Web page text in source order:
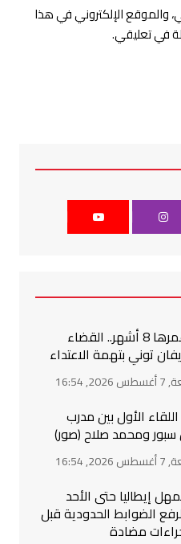
والموقع الإلكتروني في هذا
في تعليقي.
حادثة عمرها 8 أشهر.. القضاء
توني بتهمة الاعتداء
16:54
الأول بين مدرب
سبور ومحمد صلاح (صور)
16:54
إيطاليا حتى الأحد
الضوابط الحدودية قبل
مضادة